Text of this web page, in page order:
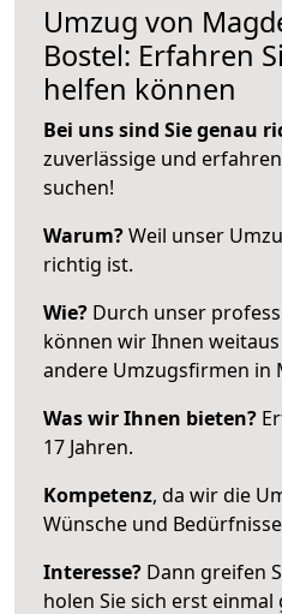
Umzug von
Bostel: Erfahren
helfen können
Bei uns sind Sie genau
zuverlässige und
suchen!
Warum?Weil unser
richtig ist.
Wie? Durch unser
können wir Ihnen
andere Umzugsfirmen in
Was wir Ihnen bieten?
17 Jahren.
Kompetenz, da wir die
Wünsche und
Interesse? Dann greifen
holen Sie sich erst einmal